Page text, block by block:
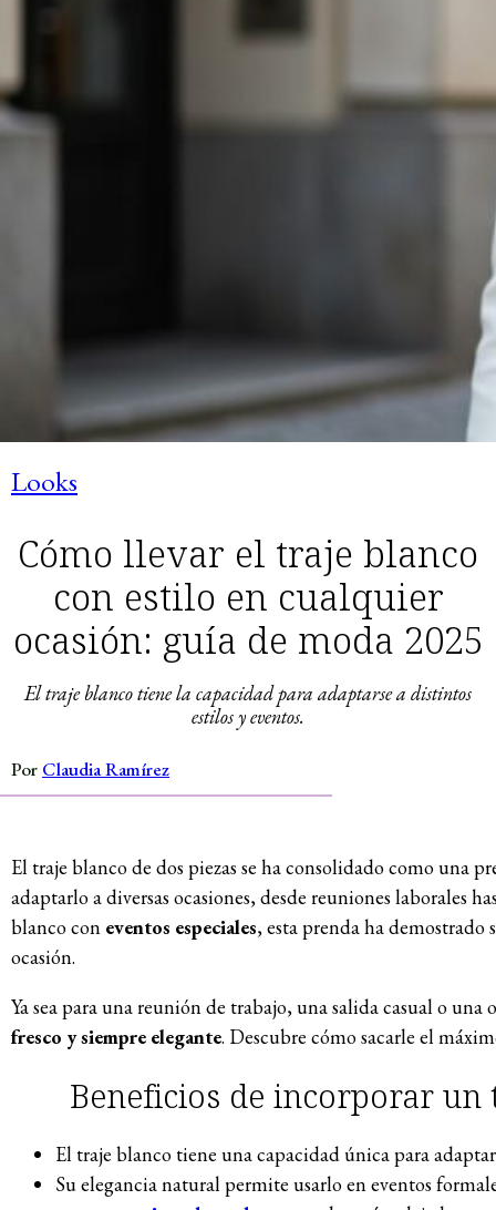
Looks
Cómo llevar el traje blanco
con estilo en cualquier
ocasión: guía de moda 2025
El traje blanco tiene la capacidad para adaptarse a distintos
estilos y eventos.
Por Claudia Ramírez
El traje blanco de dos piezas se ha consolidado como una
adaptarlo a diversas ocasiones, desde reuniones laborales
blanco con eventos especiales, esta prenda ha
ocasión.
Ya sea para una reunión de trabajo, una salida casual o
fresco y siempre elegante. Descubre cómo sacarle el
Beneficios de incorporar
El traje blanco tiene una capacidad única para
Su elegancia natural permite usarlo en eventos